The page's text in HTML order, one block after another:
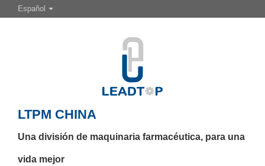
Español
LTPM CHINA
Una división de maquinaria farmacéutica, para una
vida mejor